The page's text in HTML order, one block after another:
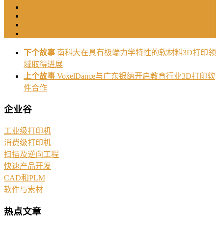
下个故事 南科大在具有极端力学特性的软材料3D打印领
域取得进展
上个故事 VoxelDance与广东银纳开启教育行业3D打印软
件合作
企业谷
工业级打印机
消费级打印机
扫描及逆向工程
快速产品开发
CAD和PLM
软件与素材
热点文章